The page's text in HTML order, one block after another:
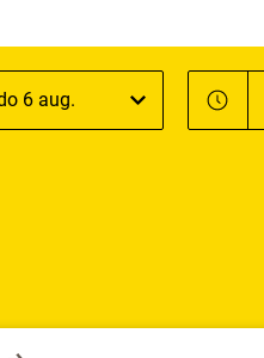
Tijd
Tijd